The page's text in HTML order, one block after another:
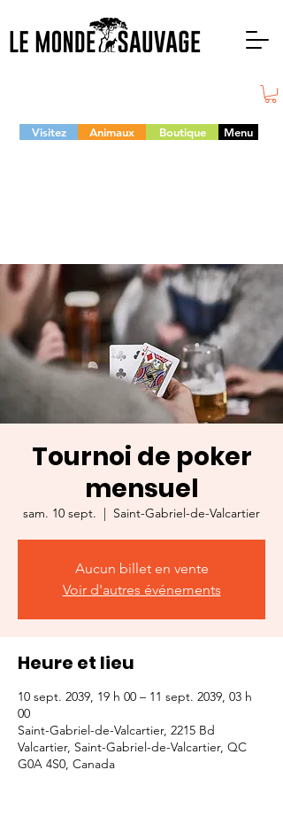
Visitez Animaux Boutique Menu
Tournoi de poker
mensuel
sam. 10 sept.
  |
Saint-Gabriel-de-Valcartier
Aucun billet en vente
Voir d'autres événements
Heure et lieu
10 sept. 2039, 19 h 00 – 11 sept. 2039, 03 h
00
Saint-Gabriel-de-Valcartier, 2215 Bd
Valcartier, Saint-Gabriel-de-Valcartier, QC
G0A 4S0, Canada